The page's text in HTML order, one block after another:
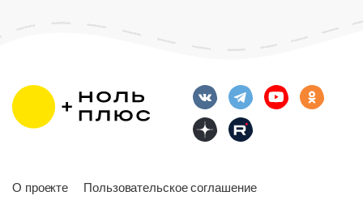
О проекте Пользовательское соглашение